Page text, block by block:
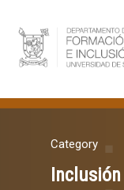
Hit enter to
Category